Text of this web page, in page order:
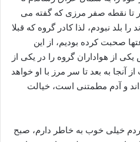
نقطه صفر مرزی که گفته می
بلد نبودم، لذا کادر گروه که قبلا
صحبت کرده بودیم، از این
از هواداران گروه را در یکی از
به بعد تا سر مرز با او خواهد
و آدم مطمتنی است، خیالت
خیلی خوب به خاطر دارم، صبح